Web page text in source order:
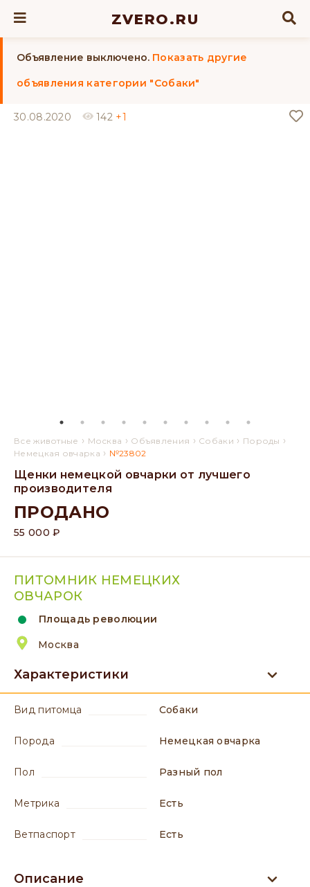
ZVERO.RU
Объявление выключено. Показать другие
объявления категории "Собаки"
30.08.2020 142 +1
Все животные › Москва › Объявления › Собаки › Породы ›
Немецкая овчарка › №23802
Щенки немецкой овчарки от лучшего
производителя
ПРОДАНО
55 000 ₽
ПИТОМНИК НЕМЕЦКИХ
ОВЧАРОК
Площадь революции
Москва
Характеристики
вид питомца Собаки
порода Немецкая овчарка
пол разный пол
метрика есть
ветпаспорт есть
Описание